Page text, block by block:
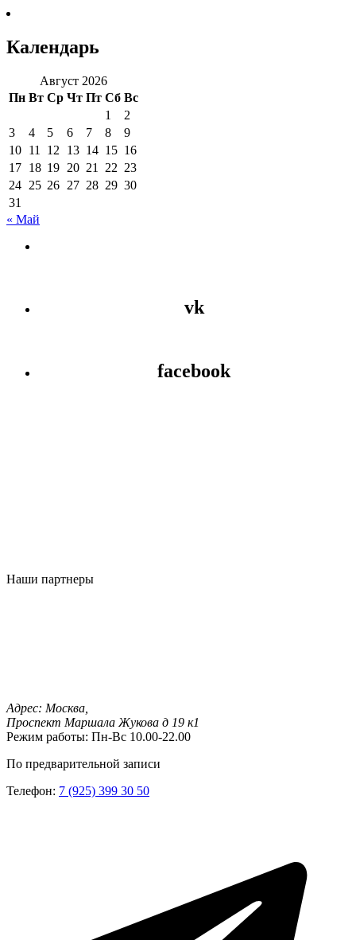
Календарь
Август 2026
Пн Вт Ср Чт Пт Сб Вс
1
2
3
4 5 6 7 8
9
10 11 12 13 14 15 16
17 18 19 20 21 22 23
24 25 26 27 28 29 30
31
« Май
vk
facebook
Наши партнеры
Адрес: Москва,
Проспект Маршала Жукова д 19 к1
Режим работы: Пн-Вс 10.00-22.00
По предварительной записи
Телефон: 7 (925) 399 30 50